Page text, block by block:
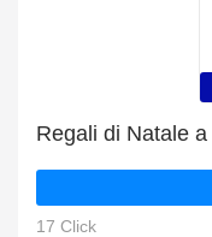
Regali di Natale
17 Click